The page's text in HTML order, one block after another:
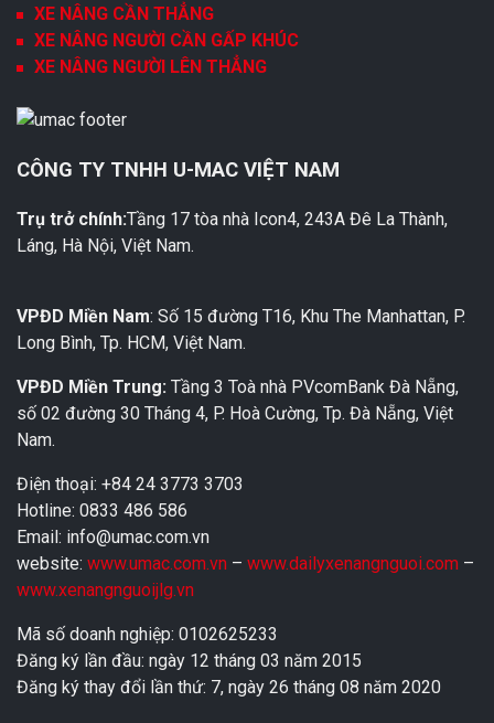
XE NÂNG CẦN THẲNG
XE NÂNG NGƯỜI CẦN GẤP KHÚC
XE NÂNG NGƯỜI LÊN THẲNG
CÔNG TY TNHH U-MAC VIỆT NAM
Trụ trở chính:Tầng 17 tòa nhà Icon4, 243A Đê La Thành,
Láng, Hà Nội, Việt Nam.
VPĐD Miền Nam: Số 15 đường T16, Khu The Manhattan, P.
Long Bình, Tp. HCM, Việt Nam.
VPĐD Miền Trung: Tầng 3 Toà nhà PVcomBank Đà Nẵng,
số 02 đường 30 Tháng 4, P. Hoà Cường, Tp. Đà Nẵng, Việt
Nam.
Điện thoại: +84 24 3773 3703
Hotline: 0833 486 586
Email: info@umac.com.vn
website: www.umac.com.vn – www.dailyxenangnguoi.com –
www.xenangnguoijlg.vn
Mã số doanh nghiệp: 0102625233
Đăng ký lần đầu: ngày 12 tháng 03 năm 2015
Đăng ký thay đổi lần thứ: 7, ngày 26 tháng 08 năm 2020